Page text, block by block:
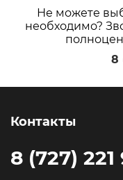
Не можете
необходимо?
8
Контакты
8 (727) 221